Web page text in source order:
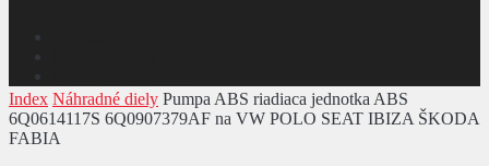
Index Náhradné diely Pumpa ABS riadiaca jednotka ABS
6Q0614117S 6Q0907379AF na VW POLO SEAT IBIZA ŠKODA
FABIA